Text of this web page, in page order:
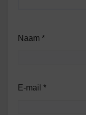
Naam *
E-mail *